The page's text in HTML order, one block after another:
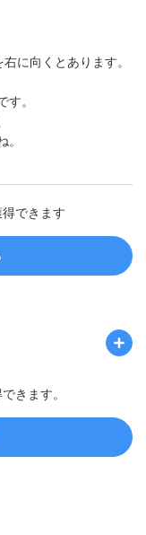
に向くとあります。
す。
できます
きます。